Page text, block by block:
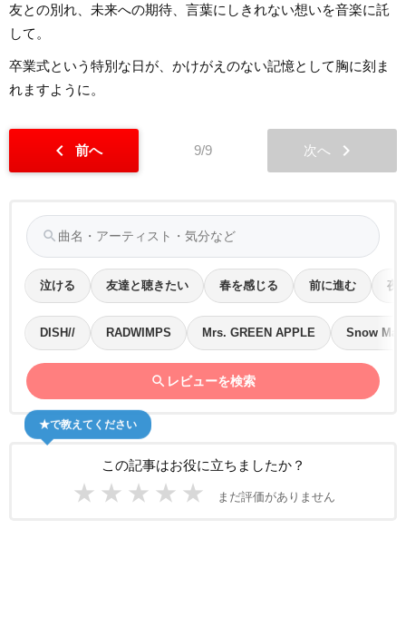
友との別れ、未来への期待、言葉にしきれない想いを音楽に託
して。
卒業式という特別な日が、かけがえのない記憶として胸に刻ま
れますように。
chevron_left 前へ 9/9 次へ chevron_right
search
泣ける 友達と聴きたい 春を感じる 前に進む 夜
DISH// RADWIMPS Mrs. GREEN APPLE Snow Man
search レビューを検索
この記事はお役に立ちましたか？
★ ★ ★ ★ ★ まだ評価がありません
★で教えてください